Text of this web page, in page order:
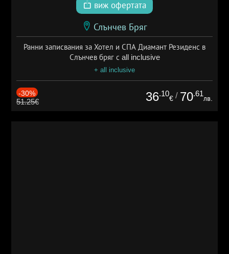
виж офертата
Слънчев Бряг
Ранни записвания за Хотел и СПА Диамант Резиденс в
Слънчев бряг с all inclusive
+ all inclusive
-30%
51.25€ 36.10
€ / 70.61
лв.